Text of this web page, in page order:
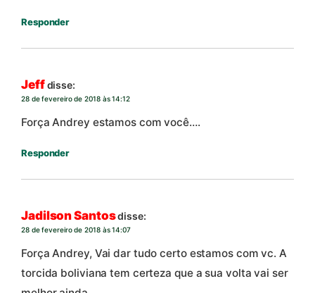
Responder
Jeffdisse:
28 de fevereiro de 2018 às 14:12
Força Andrey estamos com você….
Responder
Jadilson Santosdisse:
28 de fevereiro de 2018 às 14:07
Força Andrey, Vai dar tudo certo estamos com vc. A
torcida boliviana tem certeza que a sua volta vai ser